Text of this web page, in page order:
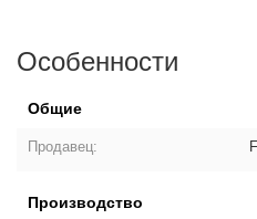
Особенности
Общие
Продавец:
Производство